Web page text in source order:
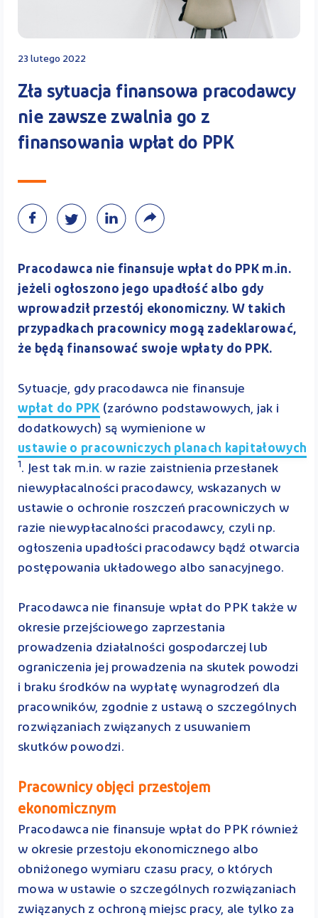
Kontakt
Kalkulator PPK
A
23 lutego 2022
Zła sytuacja finansowa pracodawcy
nie zawsze zwalnia go z
finansowania wpłat do PPK
Pracodawca nie finansuje wpłat do PPK m.in.
jeżeli ogłoszono jego upadłość albo gdy
wprowadził przestój ekonomiczny. W takich
przypadkach pracownicy mogą zadeklarować,
że będą finansować swoje wpłaty do PPK.
Sytuacje, gdy pracodawca nie finansuje
wpłat do PPK (zarówno podstawowych, jak i
dodatkowych) są wymienione w
ustawie o pracowniczych planach kapitałowych
1 . Jest tak m.in. w razie zaistnienia przesłanek
niewypłacalności pracodawcy, wskazanych w
ustawie o ochronie roszczeń pracowniczych w
razie niewypłacalności pracodawcy, czyli np.
ogłoszenia upadłości pracodawcy bądź otwarcia
postępowania układowego albo sanacyjnego.
Pracodawca nie finansuje wpłat do PPK także w
okresie przejściowego zaprzestania
prowadzenia działalności gospodarczej lub
ograniczenia jej prowadzenia na skutek powodzi
i braku środków na wypłatę wynagrodzeń dla
pracowników, zgodnie z ustawą o szczególnych
rozwiązaniach związanych z usuwaniem
skutków powodzi.
Pracownicy objęci przestojem
ekonomicznym
Pracodawca nie finansuje wpłat do PPK również
w okresie przestoju ekonomicznego albo
obniżonego wymiaru czasu pracy, o których
mowa w ustawie o szczególnych rozwiązaniach
związanych z ochroną miejsc pracy, ale tylko za